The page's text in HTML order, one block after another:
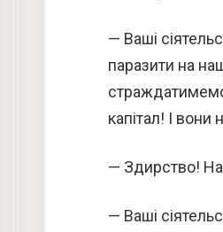
— Ваші
паразити на
капітал! І
— Здирство!
— Ваші